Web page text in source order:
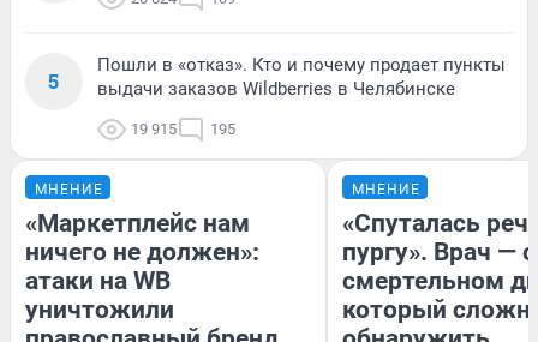
5
Пошли в «отказ». Кто и почему продает пункты
выдачи заказов Wildberries в Челябинске
19 915 195
МНЕНИЕ
«Маркетплейс нам
ничего не должен»:
атаки на WB
уничтожили
МНЕНИЕ
«Спуталась
пургу». Врач — о
смертельном
который